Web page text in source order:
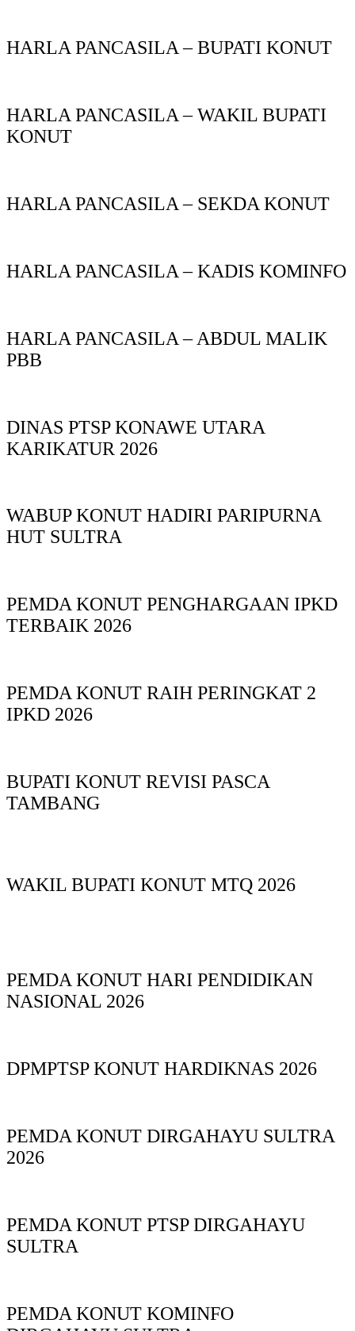
HARLA PANCASILA – BUPATI KONUT
HARLA PANCASILA – WAKIL BUPATI
KONUT
HARLA PANCASILA – SEKDA KONUT
HARLA PANCASILA – KADIS KOMINFO
HARLA PANCASILA – ABDUL MALIK
PBB
DINAS PTSP KONAWE UTARA
KARIKATUR 2026
WABUP KONUT HADIRI PARIPURNA
HUT SULTRA
PEMDA KONUT PENGHARGAAN IPKD
TERBAIK 2026
PEMDA KONUT RAIH PERINGKAT 2
IPKD 2026
BUPATI KONUT REVISI PASCA
TAMBANG
WAKIL BUPATI KONUT MTQ 2026
PEMDA KONUT HARI PENDIDIKAN
NASIONAL 2026
DPMPTSP KONUT HARDIKNAS 2026
PEMDA KONUT DIRGAHAYU SULTRA
2026
PEMDA KONUT PTSP DIRGAHAYU
SULTRA
PEMDA KONUT KOMINFO